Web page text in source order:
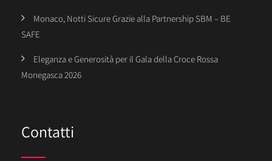
Monaco, Notti Sicure Grazie alla Partnership SBM – BE
SAFE
Eleganza e Generosità per il Gala della Croce Rossa
Monegasca 2026
Contatti